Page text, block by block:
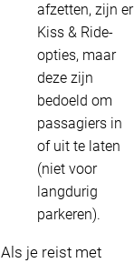
afzetten, zijn er
Kiss & Ride-
opties, maar
deze zijn
bedoeld om
passagiers in
of uit te laten
(niet voor
langdurig
parkeren).
Als je reist met